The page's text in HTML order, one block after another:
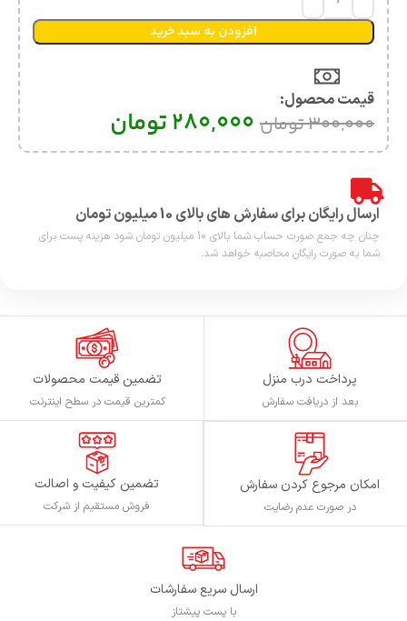
افزودن به سبد خرید
قیمت محصول:​
300,000تومان 280,000تومان
ارسال رایگان برای سفارش های بالای 10 میلیون تومان
چنان چه جمع صورت حساب شما بالای 10 میلیون تومان شود هزینه پست برای
شما به صورت رایگان محاصبه خواهد شد.
پرداخت درب منزل
بعد از دریافت سفارش
تضمین قیمت محصولات
کمترین قیمت در سطح اینترنت
امکان مرجوع کردن سفارش
در صورت عدم رضایت
تضمین کیفیت و اصالت
فروش مستقیم از شرکت
ارسال سریع سفارشات
با پست پیشتاز